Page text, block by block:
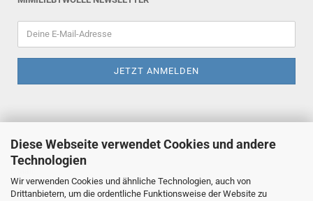
Diese Webseite verwendet Cookies und andere
Technologien
Wir verwenden Cookies und ähnliche Technologien, auch von
Drittanbietern, um die ordentliche Funktionsweise der Website zu
mimiliebtwolle@gmx.de